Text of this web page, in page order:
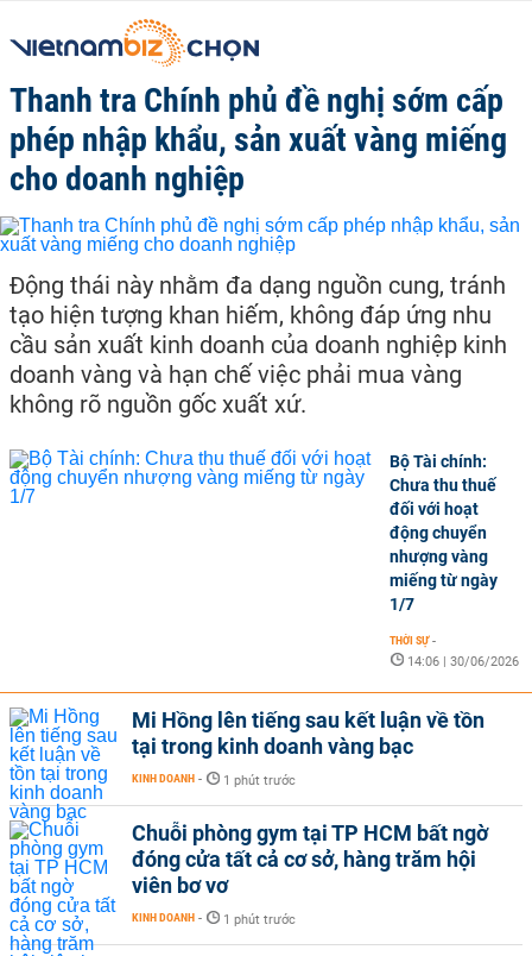
Thanh tra Chính phủ đề nghị sớm cấp
phép nhập khẩu, sản xuất vàng miếng
cho doanh nghiệp
Động thái này nhằm đa dạng nguồn cung, tránh
tạo hiện tượng khan hiếm, không đáp ứng nhu
cầu sản xuất kinh doanh của doanh nghiệp kinh
doanh vàng và hạn chế việc phải mua vàng
không rõ nguồn gốc xuất xứ.
Bộ Tài chính:
Chưa thu thuế
đối với hoạt
động chuyển
nhượng vàng
miếng từ ngày
1/7
THỜI SỰ -
14:06 | 30/06/2026
Mi Hồng lên tiếng sau kết luận về tồn
tại trong kinh doanh vàng bạc
KINH DOANH - 1 phút trước
Chuỗi phòng gym tại TP HCM bất ngờ
đóng cửa tất cả cơ sở, hàng trăm hội
viên bơ vơ
KINH DOANH - 1 phút trước